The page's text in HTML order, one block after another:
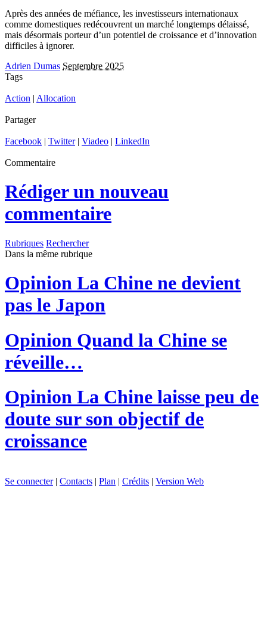
Après des années de méfiance, les investisseurs internationaux
comme domestiques redécouvrent un marché longtemps délaissé,
mais désormais porteur d’un potentiel de croissance et d’innovation
difficiles à ignorer.
Adrien Dumas Septembre 2025
Tags
Action | Allocation
Partager
Facebook | Twitter| Viadeo | LinkedIn
Commentaire
Rédiger un nouveau
commentaire
Rubriques Rechercher
Dans la même rubrique
Opinion La Chine ne devient
pas le Japon
Opinion Quand la Chine se
réveille…
Opinion La Chine laisse peu de
doute sur son objectif de
croissance
Se connecter| Contacts | Plan | Crédits | Version Web